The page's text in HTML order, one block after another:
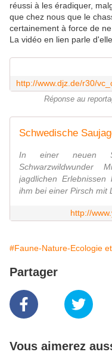
réussi à les éradiquer,
que chez nous que le
certainement à force de
La vidéo en lien parle
Réponse au
Schwedische
In einer neuen
Schwarzwildwunder
jagdlichen Erlebnissen
ihm bei einer Pirsch mit
http://
#Faune-Nature-Ecologie
Partager
Vous aimerez